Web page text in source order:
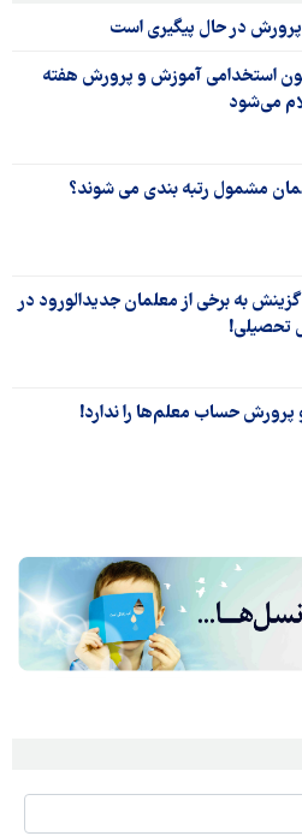
در حال پیگیری است
استخدامی آموزش و پرورش هفته
می‌شود
مشمول رتبه بندی می شوند؟
به برخی از معلمان جدیدالورود در
تحصیلی!
حساب معلم‌ها را ندارد!